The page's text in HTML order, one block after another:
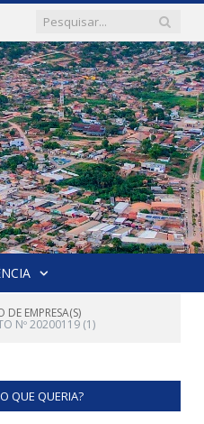
EMPRESA(S)
Nº 20200119 (1)
QUE QUERIA?